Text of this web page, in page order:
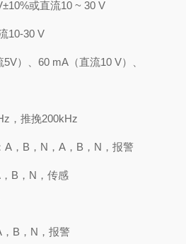
或直流10 ~ 30 V
10-30 V
）、60 mA（直流10 V）、
，推挽200kHz
A，B，N，A，B，N，报警
B，N，传感
B，N，报警